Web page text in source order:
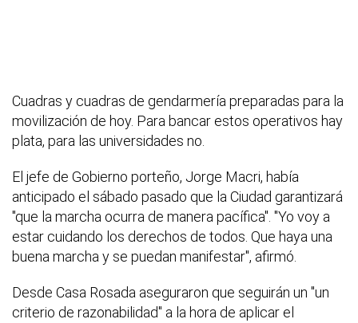
Cuadras y cuadras de gendarmería preparadas para la
movilización de hoy. Para bancar estos operativos hay
plata, para las universidades no.
El jefe de Gobierno porteño, Jorge Macri, había
anticipado el sábado pasado que la Ciudad garantizará
"que la marcha ocurra de manera pacífica". "Yo voy a
estar cuidando los derechos de todos. Que haya una
buena marcha y se puedan manifestar", afirmó.
Desde Casa Rosada aseguraron que seguirán un "un
criterio de razonabilidad" a la hora de aplicar el